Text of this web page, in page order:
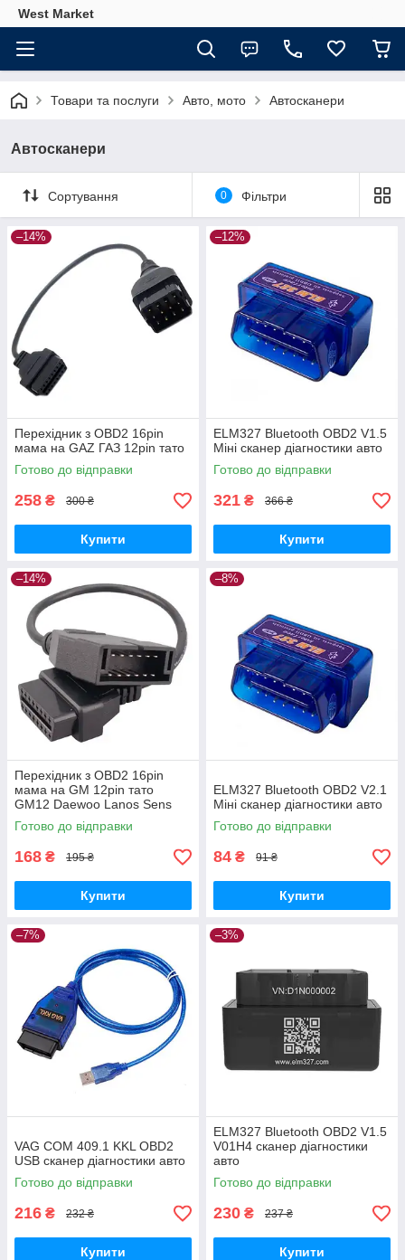
West Market
Товари та послуги Авто, мото Автосканери
Автосканери
Сортування 0 Фільтри
–14%
Перехідник з OBD2 16pin
мама на GAZ ГАЗ 12pin тато
Готово до відправки
258 ₴ 300 ₴
Купити
–12%
ELM327 Bluetooth OBD2 V1.5
Міні сканер діагностики авто
Готово до відправки
321 ₴ 366 ₴
Купити
–14%
Перехідник з OBD2 16pin
мама на GM 12pin тато
GM12 Daewoo Lanos Sens
Готово до відправки
168 ₴ 195 ₴
Купити
–8%
ELM327 Bluetooth OBD2 V2.1
Міні сканер діагностики авто
Готово до відправки
84 ₴ 91 ₴
Купити
–7%
VAG COM 409.1 KKL OBD2
USB сканер діагностики авто
Готово до відправки
216 ₴ 232 ₴
Купити
–3%
ELM327 Bluetooth OBD2 V1.5
V01H4 сканер діагностики
авто
Готово до відправки
230 ₴ 237 ₴
Купити